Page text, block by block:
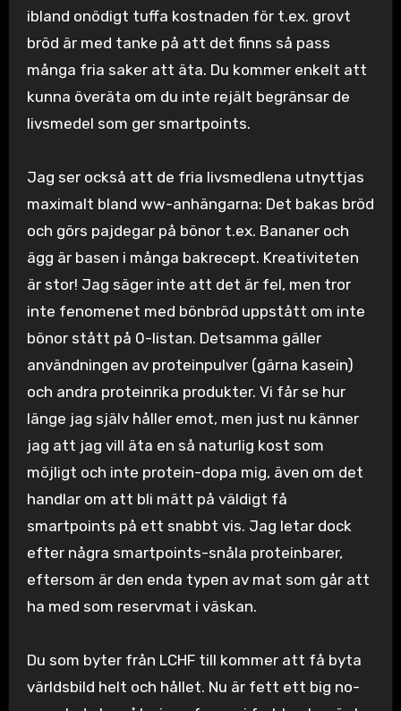
ibland onödigt tuffa kostnaden för t.ex. grovt
bröd är med tanke på att det finns så pass
många fria saker att äta. Du kommer enkelt att
kunna överäta om du inte rejält begränsar de
livsmedel som ger smartpoints.
Jag ser också att de fria livsmedlena utnyttjas
maximalt bland ww-anhängarna: Det bakas bröd
och görs pajdegar på bönor t.ex. Bananer och
ägg är basen i många bakrecept. Kreativiteten
är stor! Jag säger inte att det är fel, men tror
inte fenomenet med bönbröd uppstått om inte
bönor stått på 0-listan. Detsamma gäller
användningen av proteinpulver (gärna kasein)
och andra proteinrika produkter. Vi får se hur
länge jag själv håller emot, men just nu känner
jag att jag vill äta en så naturlig kost som
möjligt och inte protein-dopa mig, även om det
handlar om att bli mätt på väldigt få
smartpoints på ett snabbt vis. Jag letar dock
efter några smartpoints-snåla proteinbarer,
eftersom är den enda typen av mat som går att
ha med som reservmat i väskan.
Du som byter från LCHF till kommer att få byta
världsbild helt och hållet. Nu är fett ett big no-